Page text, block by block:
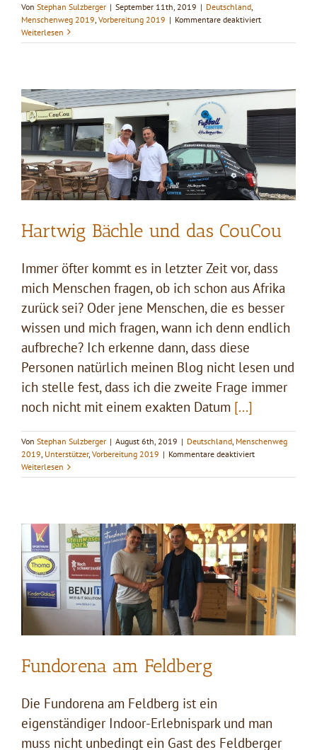
Von Stephan Sulzberger | September 11th, 2019 | Deutschland
Menschenweg 2019 Vorbereitung 2019 | Kommentare deaktiviertfür
2019
Weiterlesen
Hartwig Bächle und das CouCou
Immer öfter kommt es in letzter Zeit vor, dass
mich Menschen fragen, ob ich schon aus Afrika
zurück sei? Oder jene Menschen, die es besser
wissen und mich fragen, wann ich denn endlich
aufbreche? Ich erkenne dann, dass diese
Personen natürlich meinen Blog nicht lesen und
ich stelle fest, dass ich die zweite Frage immer
noch nicht mit einem exakten Datum [...]
Von Stephan Sulzberger | August 6th, 2019 | Deutschland, Menschenweg
2019, Unterstützer, Vorbereitung 2019 | Kommentare deaktiviertfür
Bächle
Weiterlesen
Fundorena am Feldberg
Die Fundorena am Feldberg ist ein
eigenständiger Indoor-Erlebnispark und man
muss nicht unbedingt ein Gast des Feldberger